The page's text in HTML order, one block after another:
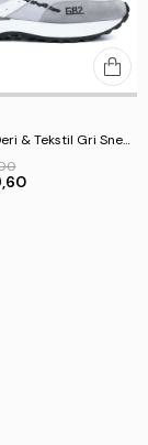
Butteri Erkek Deri & Tekstil Gri Sneakers & Spor Ayakkabı